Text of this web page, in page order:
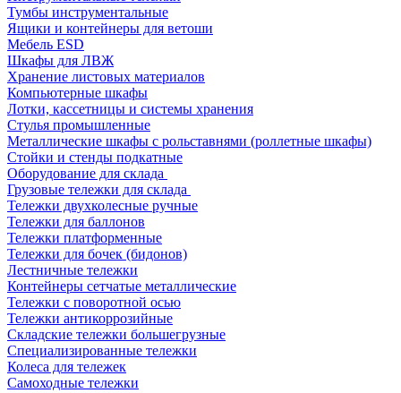
Тумбы инструментальные
Ящики и контейнеры для ветоши
Мебель ESD
Шкафы для ЛВЖ
Хранение листовых материалов
Компьютерные шкафы
Лотки, кассетницы и системы хранения
Стулья промышленные
Металлические шкафы с рольставнями (роллетные шкафы)
Стойки и стенды подкатные
Оборудование для склада
Грузовые тележки для склада
Тележки двухколесные ручные
Тележки для баллонов
Тележки платформенные
Тележки для бочек (бидонов)
Лестничные тележки
Контейнеры сетчатые металлические
Тележки с поворотной осью
Тележки антикоррозийные
Складские тележки большегрузные
Специализированные тележки
Колеса для тележек
Самоходные тележки